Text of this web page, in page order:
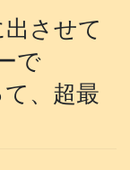
させて
で
、超最